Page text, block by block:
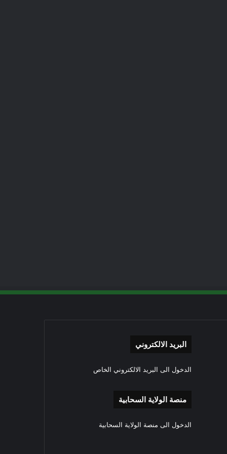
البريد الالكتروني
الدخول الى البريد الالكتروني الخاص
منصة الولاية السحابية
الدخول الى منصة الولاية السحابية